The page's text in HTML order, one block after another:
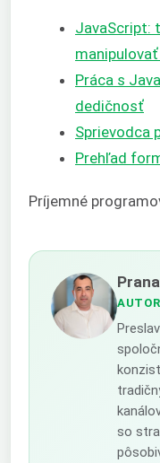
JavaScript:
Práca s
dedičnosť
Sprievodca
Prehľad
Príjemné
AUTOR
so